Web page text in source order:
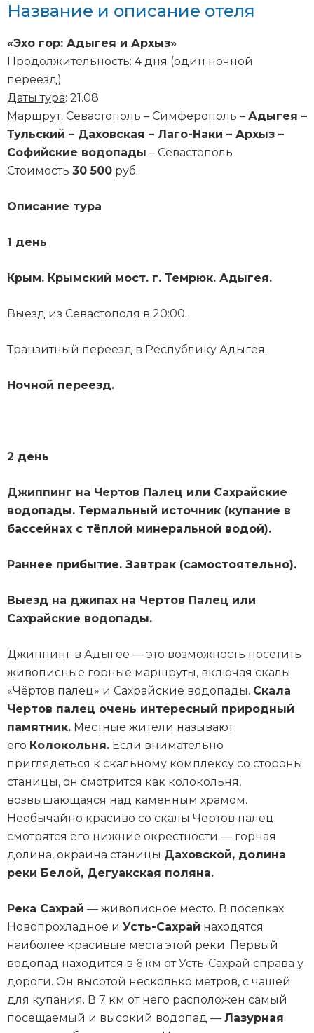
Название и описание отеля
«Эхо гор: Адыгея и Архыз»
Продолжительность: 4 дня (один ночной
переезд)
Даты тура: 21.08
Маршрут: Севастополь – Симферополь – Адыгея –
Тульский – Даховская – Лаго-Наки – Архыз –
Софийские водопады – Севастополь
Стоимость 30 500 руб.
Описание тура
1 день
Крым. Крымский мост. г. Темрюк. Адыгея.
Выезд из Севастополя в 20:00.
Транзитный переезд в Республику Адыгея.
Ночной переезд.
2 день
Джиппинг на Чертов Палец или Сахрайские
водопады. Термальный источник (купание в
бассейнах с тёплой минеральной водой).
Раннее прибытие. Завтрак (самостоятельно).
Выезд на джипах на Чертов Палец или
Сахрайские водопады.
Джиппинг в Адыгее — это возможность посетить
живописные горные маршруты, включая скалы
«Чёртов палец» и Сахрайские водопады. Скала
Чертов палец очень интересный природный
памятник. Местные жители называют
его Колокольня. Если внимательно
приглядеться к скальному комплексу со стороны
станицы, он смотрится как колокольня,
возвышающаяся над каменным храмом.
Необычайно красиво со скалы Чертов палец
смотрятся его нижние окрестности — горная
долина, окраина станицы Даховской, долина
реки Белой, Дегуакская поляна.
Река Сахрай — живописное место. В поселках
Новопрохладное и Усть-Сахрай находятся
наиболее красивые места этой реки. Первый
водопад находится в 6 км от Усть-Сахрай справа у
дороги. Он высотой несколько метров, с чашей
для купания. В 7 км от него расположен самый
посещаемый и высокий водопад — Лазурная